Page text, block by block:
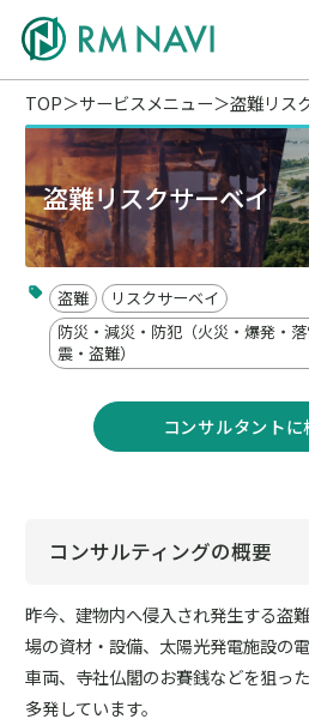
TOP サービスメニュー 盗難リス
盗難リスクサーベイ
盗難
リスクサーベイ
防災・減災・防犯（火災・爆発・
震・盗難）
コンサルタントに
コンサルティングの概要
昨今、建物内へ侵入され発生する盗
場の資材・設備、太陽光発電施設の
車両、寺社仏閣のお賽銭などを狙っ
多発しています。